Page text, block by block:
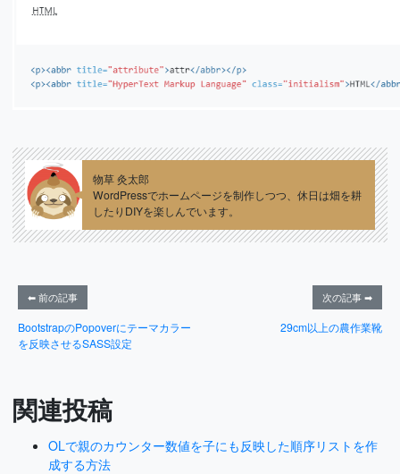
物草 灸太郎
WordPressでホームページを制作しつつ、休日は畑を耕
したりDIYを楽しんでいます。
⬅ 前の記事
BootstrapのPopoverにテーマカラー
を反映させるSASS設定
次の記事 ➡
29cm以上の農作業靴
関連投稿
OLで親のカウンター数値を子にも反映した順序リストを作
成する方法